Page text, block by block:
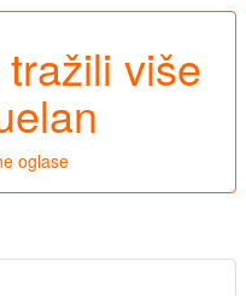
više
oglase